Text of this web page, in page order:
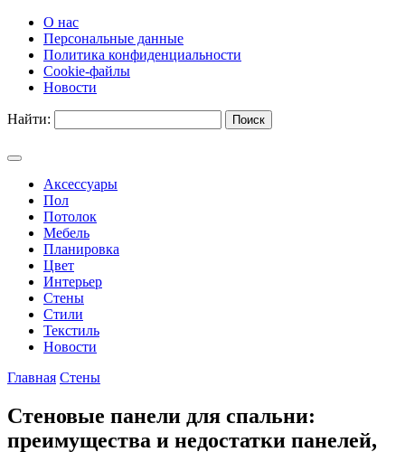
О нас
Персональные данные
Политика конфиденциальности
Cookie-файлы
Новости
Найти:
Аксессуары
Пол
Потолок
Мебель
Планировка
Цвет
Интерьер
Стены
Стили
Текстиль
Новости
Главная Стены
Стеновые панели для спальни:
преимущества и недостатки панелей,